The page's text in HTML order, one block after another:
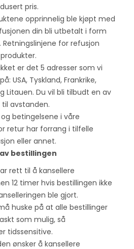
pris.
opprinnelig ble kjøpt med
din bli utbetalt i form
for refusjon
er det 5 adresser som vi
USA, Tyskland, Frankrike,
Litauen. Du vil bli tilbudt en av
avstanden.
betingelsene i våre
retur har forrang i tilfelle
eller annet.
bestillingen
rett til å kansellere
12 timer hvis bestillingen ikke
ble gjort.
huske på at alle bestillinger
som mulig, så
tidssensitive.
ønsker å kansellere